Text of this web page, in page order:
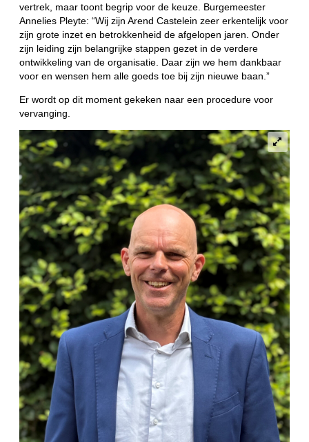
vertrek, maar toont begrip voor de keuze. Burgemeester
Annelies Pleyte: “Wij zijn Arend Castelein zeer erkentelijk voor
zijn grote inzet en betrokkenheid de afgelopen jaren. Onder
zijn leiding zijn belangrijke stappen gezet in de verdere
ontwikkeling van de organisatie. Daar zijn we hem dankbaar
voor en wensen hem alle goeds toe bij zijn nieuwe baan.”
Er wordt op dit moment gekeken naar een procedure voor
vervanging.